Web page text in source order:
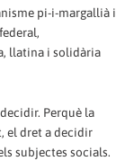
pi-i-margallià i
llatina i solidària
Perquè la
el dret a decidir
subjectes socials.